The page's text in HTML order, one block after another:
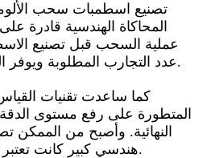
تصنيع اسطمبات سحب
المحاكاة الهندسية قادرة
عملية السحب قبل تصنيع
عدد التجارب المطلوبة ويوفر الكثير من الوقت والموارد.
كما ساعدت تقنيات
المتطورة على رفع مستوى
النهائية. وأصبح من الممكن
هندسي كبير كانت تعتبر صعبة التنفيذ في الماضي.